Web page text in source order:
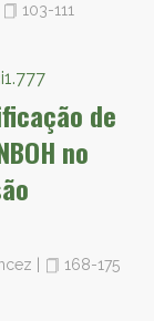
103-111
de
no
168-175